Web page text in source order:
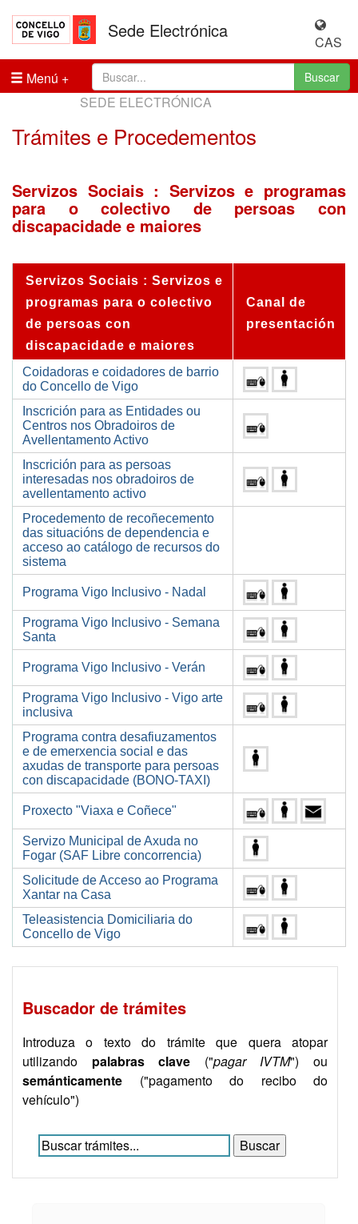
Sede Electrónica
CAS
Menú
Buscar
SEDE ELECTRÓNICA
Trámites e Procedementos
Servizos Sociais : Servizos e programas
para o colectivo de persoas con
discapacidade e maiores
Servizos Sociais : Servizos e
programas para o colectivo
de persoas con
discapacidade e maiores
Canal de
presentación
Coidadoras e coidadores de barrio
do Concello de Vigo
Inscrición para as Entidades ou
Centros nos Obradoiros de
Avellentamento Activo
Inscrición para as persoas
interesadas nos obradoiros de
avellentamento activo
Procedemento de recoñecemento
das situacións de dependencia e
acceso ao catálogo de recursos do
sistema
Programa Vigo Inclusivo - Nadal
Programa Vigo Inclusivo - Semana
Santa
Programa Vigo Inclusivo - Verán
Programa Vigo Inclusivo - Vigo arte
inclusiva
Programa contra desafiuzamentos
e de emerxencia social e das
axudas de transporte para persoas
con discapacidade (BONO-TAXI)
Proxecto "Viaxa e Coñece"
Servizo Municipal de Axuda no
Fogar (SAF Libre concorrencia)
Solicitude de Acceso ao Programa
Xantar na Casa
Teleasistencia Domiciliaria do
Concello de Vigo
Buscador de trámites
Introduza o texto do trámite que quera atopar
utilizando palabras clave ("pagar IVTM") ou
semánticamente ("pagamento do recibo do
vehículo")